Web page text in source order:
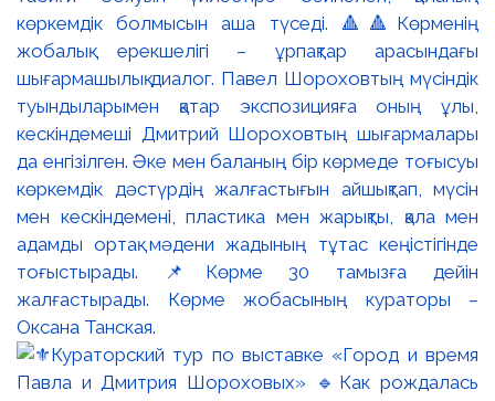
көркемдік болмысын аша түседі. 🔺🔺Көрменің
жобалық ерекшелігі – ұрпақтар арасындағы
шығармашылық диалог. Павел Шороховтың мүсіндік
туындыларымен қатар экспозицияға оның ұлы,
кескіндемеші Дмитрий Шороховтың шығармалары
да енгізілген. Әке мен баланың бір көрмеде тоғысуы
көркемдік дәстүрдің жалғастығын айшықтап, мүсін
мен кескіндемені, пластика мен жарықты, қала мен
адамды ортақ мәдени жадының тұтас кеңістігінде
тоғыстырады. 📌Көрме 30 тамызға дейін
жалғастырады. Көрме жобасының кураторы –
Оксана Танская.